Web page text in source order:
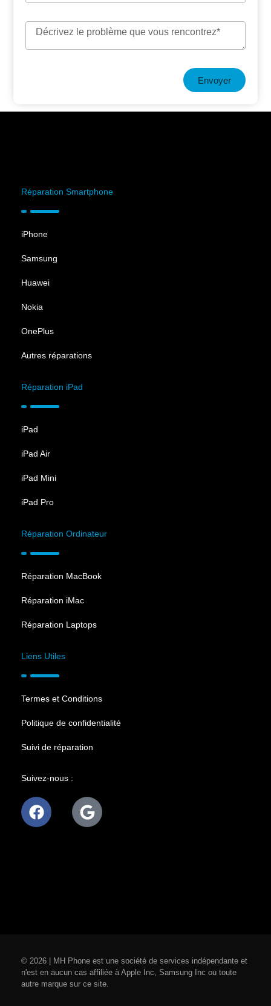
Envoyer
Réparation Smartphone
iPhone
Samsung
Huawei
Nokia
OnePlus
Autres réparations
Réparation iPad
iPad
iPad Air
iPad Mini
iPad Pro
Réparation Ordinateur
Réparation MacBook
Réparation iMac
Réparation Laptops
Liens Utiles
Termes et Conditions
Politique de confidentialité
Suivi de réparation
Suivez-nous :
© 2026 | MH Phone est une société de services indépendante et
n'est en aucun cas affiliée à Apple Inc, Samsung Inc ou toute
autre marque sur ce site.